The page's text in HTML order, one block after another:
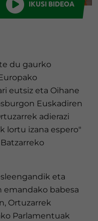
IKUSI BIDEOA
du gaurko
eutsiz eta Oihane
Euskadiren
adierazi
lortu izana espero"
eta
babesa
Ortuzarrek
Parlamentuak